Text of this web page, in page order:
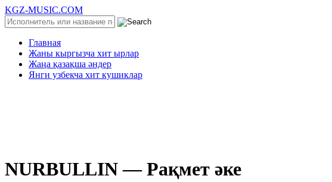
KGZ-MUSIC.COM
Главная
Жаны кыргызча хит ырлар
Жаңа қазақша әндер
Янги узбекча хит кушиклар
NURBULLIN — Рақмет әке